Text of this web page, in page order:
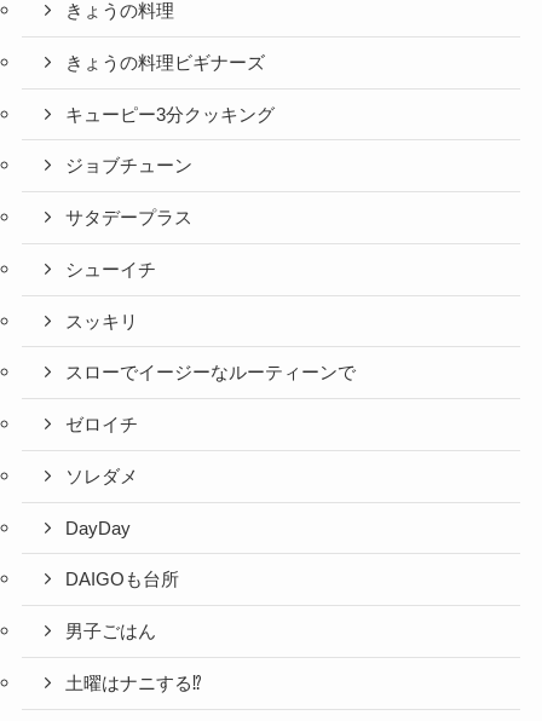
きょうの料理
きょうの料理ビギナーズ
キューピー3分クッキング
ジョブチューン
サタデープラス
シューイチ
スッキリ
スローでイージーなルーティーンで
ゼロイチ
ソレダメ
DayDay
DAIGOも台所
男子ごはん
土曜はナニする⁉